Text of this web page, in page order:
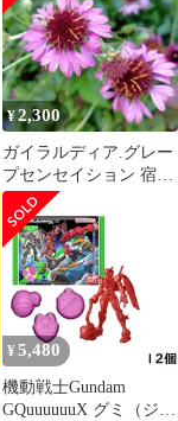
¥2,300
ガイラルディア.グレー
プセンセイション 宿根
草
¥ 5,480
機動戦士Gundam
GQuuuuuuX グミ（ジー